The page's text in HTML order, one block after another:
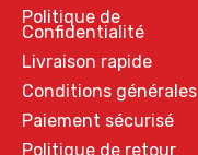
Politique de
Confidentialité
Livraison rapide
Conditions générales
Paiement sécurisé
Politique de retour